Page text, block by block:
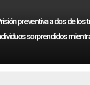
preventiva a dos de los
sorprendidos